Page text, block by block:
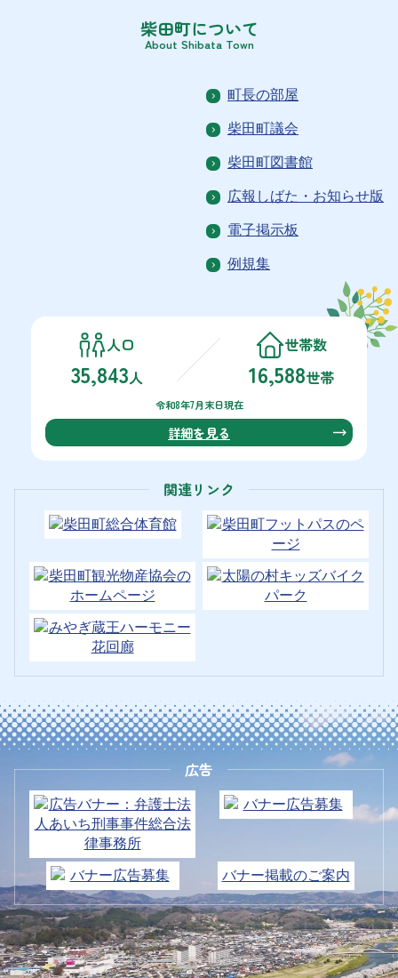
柴田町について
About Shibata Town
人口
35,843人
世帯数
16,588世帯
令和8年7月末日現在
詳細を見る
町長の部屋
柴田町議会
柴田町図書館
広報しばた・お知らせ版
電子掲示板
例規集
関連リンク
広告
バナー掲載のご案内